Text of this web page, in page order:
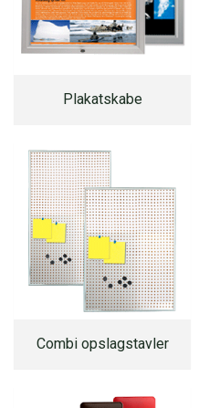
Plakatskabe
Combi opslagstavler